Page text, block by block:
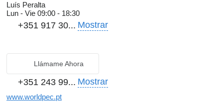
Luís Peralta
Lun - Vie 09:00 - 18:30
+351 917 30... Mostrar
Llámame Ahora
+351 243 99... Mostrar
www.worldpec.pt